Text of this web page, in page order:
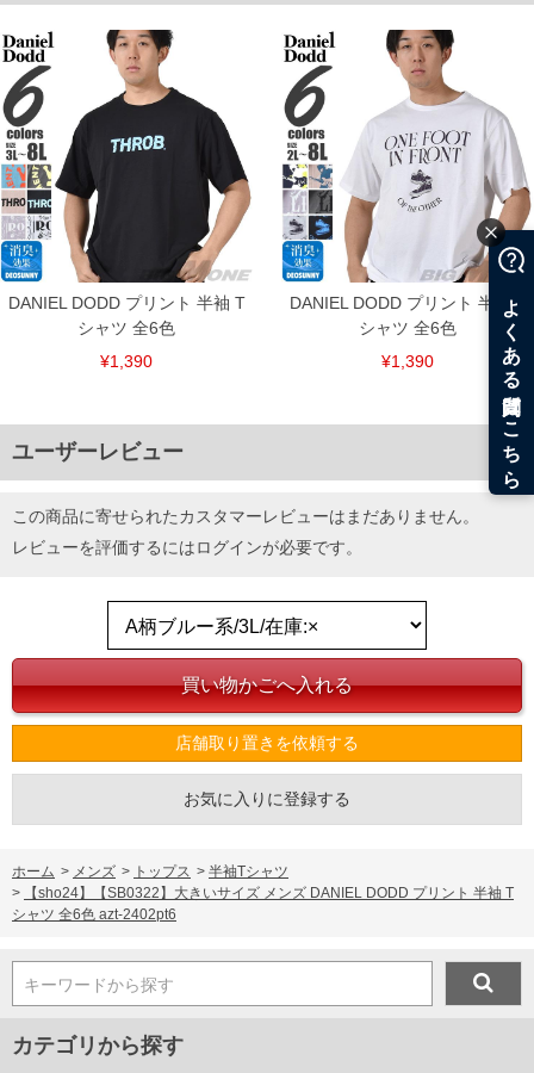
※【返品交換について】
返品交換希望の方は、商品到着後1週間以内にご連絡ください。
下着(肌着)やワイシャツは商品の性質上、返品交換不可とさせて頂いております。予め
ご了承くださいませ。
※【ボトムの裾上げをご希望の場合】
裾上げ料金は500円+税となります。
備考欄に股下●cmとご記入下さい。（裾上げ無料対象商品は1本につき税込6,000円以
上の品が対象。1本5,999円以下の商品は有料（500円+税）となります。）
出荷まで約1週間～20日間程お時間を頂く場合がございます。
尚、裾上げした商品は返品・交換不可となりますので、予めご了承下さい。
一部、お直しに対応出来ない商品がございます。(例：裾にファスナーや調節ひもが付
いている、極端なデザインが施されている等)
※商品によって若干のサイズの誤差がございます。また、お客様がご使用の環境（コ
ンピュータ画面）によって、商品の色味が若干異なる場合がございます。予めご了承
※当店での掲載商品は、実店鋪と在庫を共用しておりますので店頭での売り違い、店
舗からのお取り寄せ等により、お客様にご迷惑をお掛けしてしまう場合がございま
す。そのようなことがない様最大限に努めておりますが、もしあった場合速やかにご
DANIEL DODD プリント 半袖 T
シャツ 全6色
¥1,390
DANIEL DODD プリント 半袖 T
シャツ 全6色
¥1,390
ユーザーレビュー
この商品に寄せられたカスタマーレビューはまだありません。
レビューを評価するにはログインが必要です。
店舗取り置きを依頼する
お気に入りに登録する
ホーム > メンズ > トップス > 半袖Tシャツ
>
【sho24】【SB0322】大きいサイズ メンズ DANIEL DODD プリント 半袖 T
シャツ 全6色 azt-2402pt6
キーワードから探す
カテゴリから探す